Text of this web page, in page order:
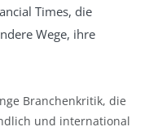
Times, die
Wege, ihre
Branchenkritik, die
und international